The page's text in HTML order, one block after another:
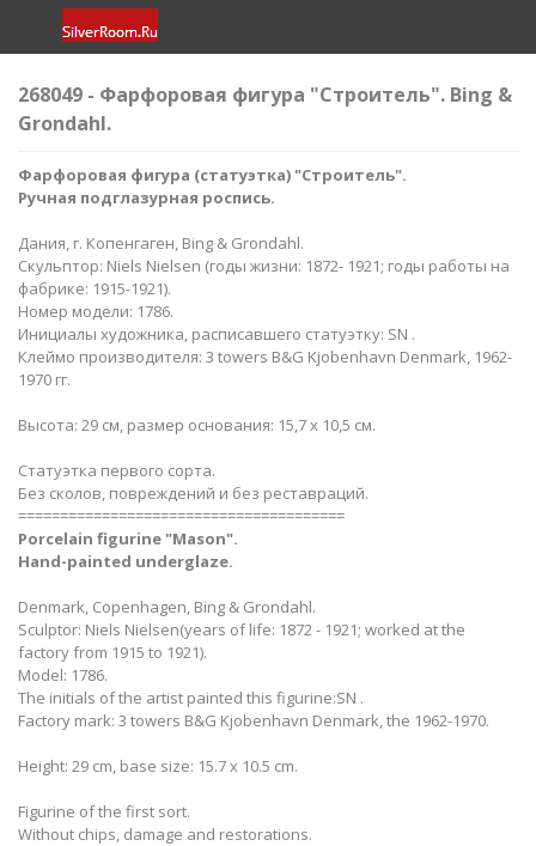
268049 - Фарфоровая фигура "Строитель". Bing &
Grondahl.
Фарфоровая фигура (статуэтка) "Строитель".
Ручная подглазурная роспись.
Дания, г. Копенгаген, Bing & Grondahl.
Скульптор: Niels Nielsen (годы жизни: 1872- 1921; годы работы на
фабрике: 1915-1921).
Номер модели: 1786.
Инициалы художника, расписавшего статуэтку: SN .
Клеймо производителя: 3 towers B&G Kjobenhavn Denmark, 1962-
1970 гг.
Высота: 29 см, размер основания: 15,7 х 10,5 см.
Статуэтка первого сорта.
Без сколов, повреждений и без реставраций.
=======================================
Porcelain figurine "Mason".
Hand-painted underglaze.
Denmark, Copenhagen, Bing & Grondahl.
Sculptor: Niels Nielsen(years of life: 1872 - 1921; worked at the
factory from 1915 to 1921).
Model: 1786.
The initials of the artist painted this figurine:SN .
Factory mark: 3 towers B&G Kjobenhavn Denmark, the 1962-1970.
Height: 29 cm, base size: 15.7 x 10.5 cm.
Figurine of the first sort.
Without chips, damage and restorations.